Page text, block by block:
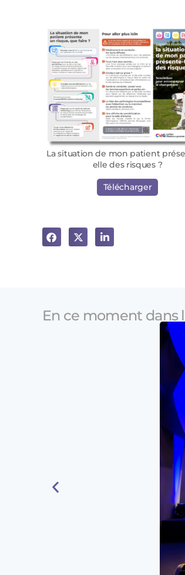
La situation de mon patient
elle des risques ?
Télécharger
En ce moment dans